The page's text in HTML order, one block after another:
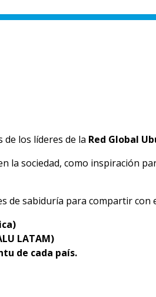
de los líderes de la Red Global
la sociedad, como inspiración
de sabiduría para compartir con
LATAM)
de cada país.